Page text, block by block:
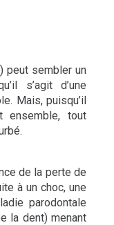
peut sembler un
s’agit d’une
Mais, puisqu’il
ensemble, tout
de la perte de
à un choc, une
parodontale
la dent) menant